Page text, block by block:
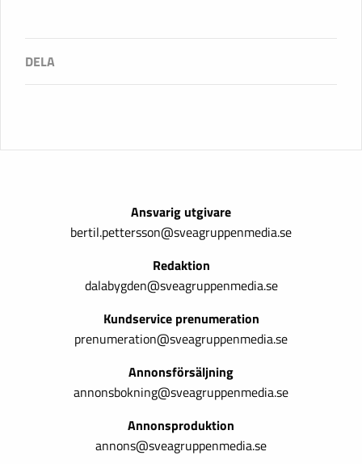
Ansvarig utgivare
bertil.pettersson@sveagruppenmedia.se
Redaktion
dalabygden@sveagruppenmedia.se
Kundservice prenumeration
prenumeration@sveagruppenmedia.se
Annonsförsäljning
annonsbokning@sveagruppenmedia.se
Annonsproduktion
annons@sveagruppenmedia.se